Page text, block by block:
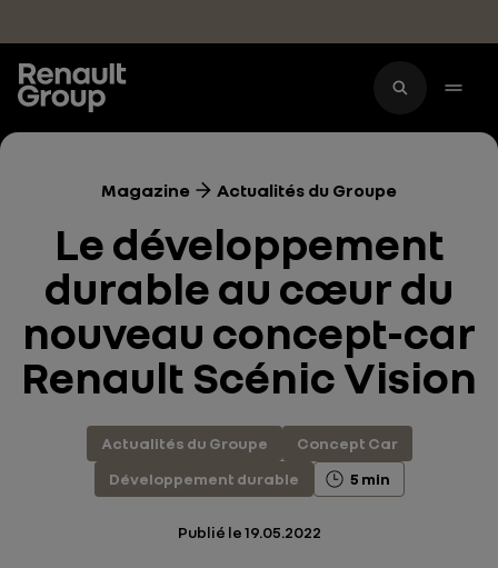
Magazine Actualités du Groupe
Le développement
durable au cœur du
nouveau concept-car
Renault Scénic Vision
Actualités du Groupe
Concept Car
Développement durable
5 min
Publié le19.05.2022